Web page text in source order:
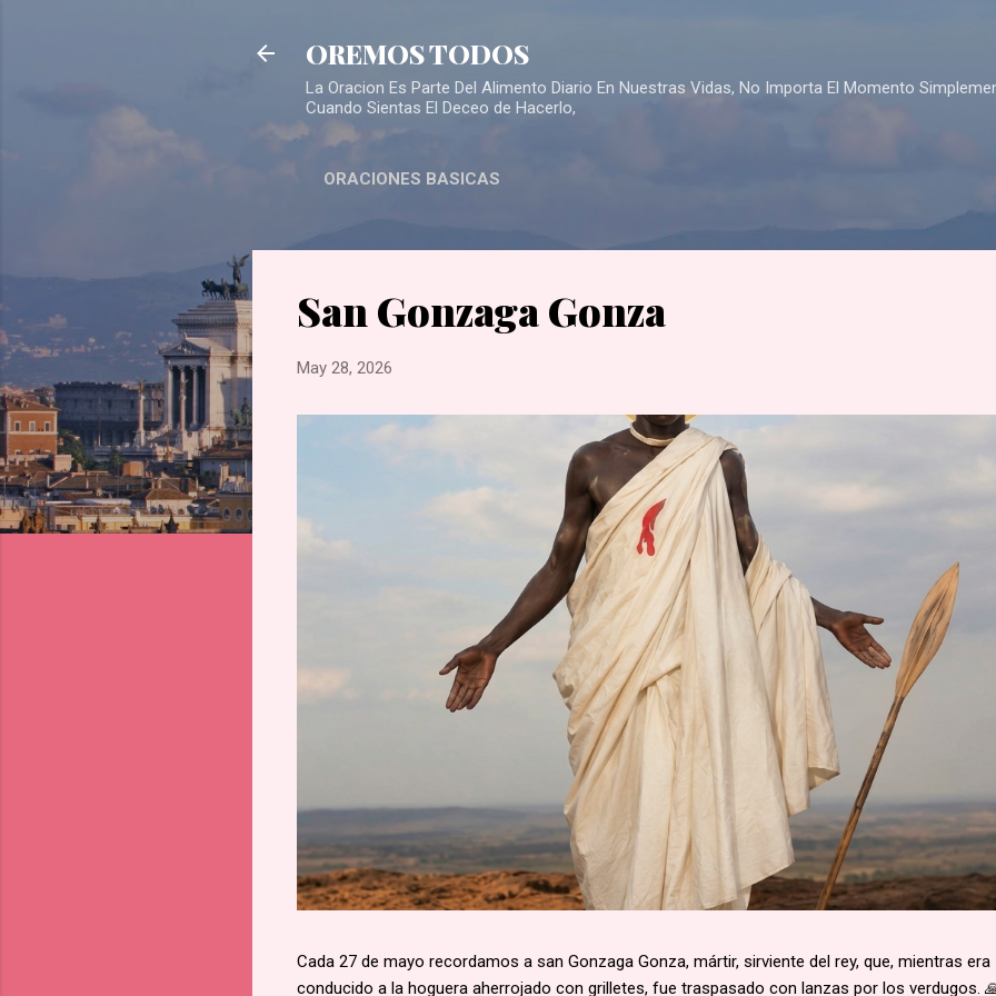
OREMOS TODOS
La Oracion Es Parte Del Alimento Diario En Nuestras Vidas, No Importa El Momento
Cuando Sientas El Deceo de Hacerlo,
ORACIONES BASICAS
San Gonzaga Gonza
May 28, 2026
Cada 27 de mayo recordamos a san Gonzaga Gonza, mártir, sirviente del rey, que, mientras era
conducido a la hoguera aherrojado con grilletes, fue traspasado con lanzas por los verdugos.